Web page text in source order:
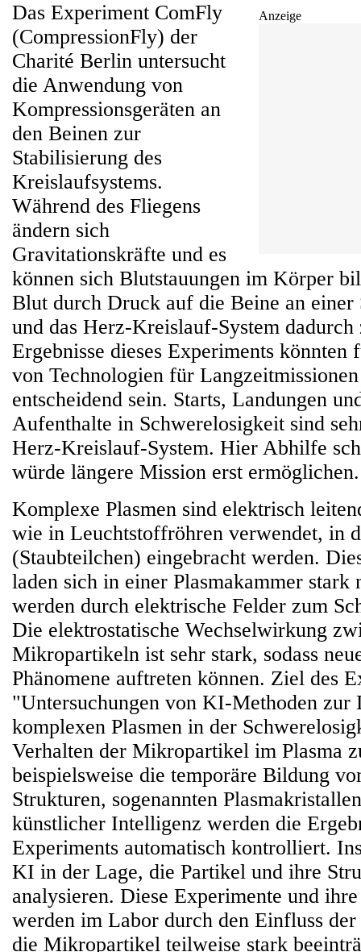
Anzeige
Das Experiment ComFly
(CompressionFly) der
Charité Berlin untersucht
die Anwendung von
Kompressionsgeräten an
den Beinen zur
Stabilisierung des
Kreislaufsystems.
Während des Fliegens
ändern sich
Gravitationskräfte und es
können sich Blutstauungen im Körper
Blut durch Druck auf die Beine an einer
und das Herz-Kreislauf-System
Ergebnisse dieses Experiments
von Technologien für
entscheidend sein. Starts, Landungen
Aufenthalte in Schwerelosigkeit sind
Herz-Kreislauf-System. Hier Abhilfe
würde längere Mission erst ermöglichen.
Komplexe Plasmen sind elektrisch
wie in Leuchtstoffröhren verwendet, in
(Staubteilchen) eingebracht werden.
laden sich in einer Plasmakammer stark
werden durch elektrische Felder zum
Die elektrostatische Wechselwirkung
Mikropartikeln ist sehr stark, sodass
Phänomene auftreten können. Ziel des
"Untersuchungen von KI-Methoden zur
komplexen Plasmen in der
Verhalten der Mikropartikel im Plasma
beispielsweise die temporäre Bildung
Strukturen, sogenannten
künstlicher Intelligenz werden die
Experiments automatisch kontrolliert.
KI in der Lage, die Partikel und ihre
analysieren. Diese Experimente und
werden im Labor durch den Einfluss
die Mikropartikel teilweise stark